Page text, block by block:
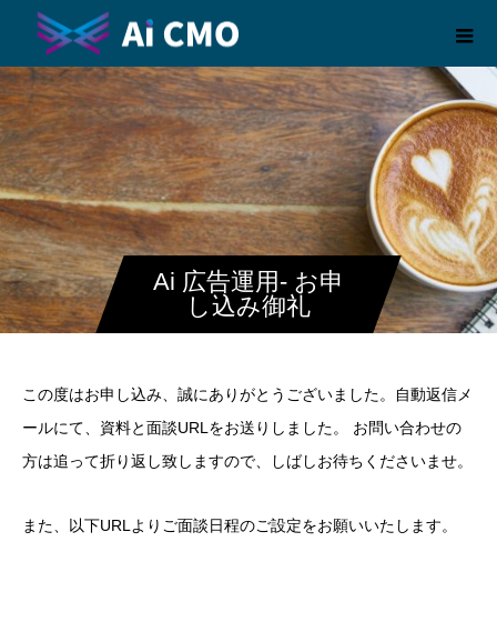
Ai 広告運用- お申
し込み御礼
この度はお申し込み、誠にありがとうございました。自動返信メ
ールにて、資料と面談URLをお送りしました。 お問い合わせの
方は追って折り返し致しますので、しばしお待ちくださいませ。
また、以下URLよりご面談日程のご設定をお願いいたします。